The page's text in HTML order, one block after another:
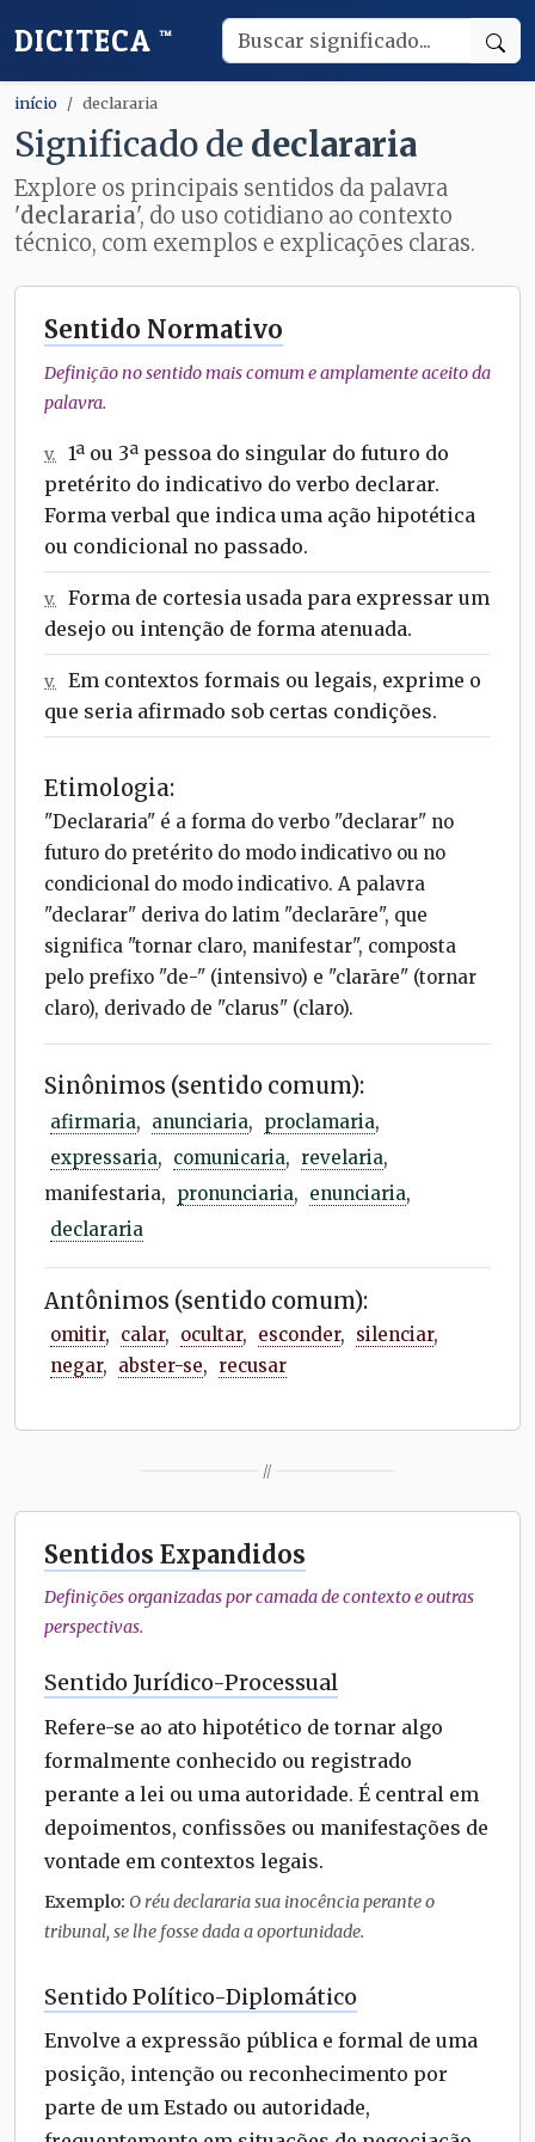
DICITECA ™
início declararia
Significado de declararia
Explore os principais sentidos da palavra
'declararia', do uso cotidiano ao contexto
técnico, com exemplos e explicações claras.
Sentido Normativo
Definição no sentido mais comum e amplamente aceito da
palavra.
v.
1ª ou 3ª pessoa do singular do futuro do
pretérito do indicativo do verbo declarar.
Forma verbal que indica uma ação hipotética
ou condicional no passado.
v.
Forma de cortesia usada para expressar um
desejo ou intenção de forma atenuada.
v.
Em contextos formais ou legais, exprime o
que seria afirmado sob certas condições.
Etimologia:
"Declararia" é a forma do verbo "declarar" no
futuro do pretérito do modo indicativo ou no
condicional do modo indicativo. A palavra
"declarar" deriva do latim "declarāre", que
significa "tornar claro, manifestar", composta
pelo prefixo "de-" (intensivo) e "clarāre" (tornar
claro), derivado de "clarus" (claro).
Sinônimos (sentido comum):
afirmaria, anunciaria, proclamaria,
expressaria, comunicaria, revelaria,
manifestaria, pronunciaria, enunciaria,
declararia
Antônimos (sentido comum):
omitir, calar, ocultar, esconder, silenciar,
negar, abster-se, recusar
//
Sentidos Expandidos
Definições organizadas por camada de contexto e outras
perspectivas.
Sentido Jurídico-Processual
Refere-se ao ato hipotético de tornar algo
formalmente conhecido ou registrado
perante a lei ou uma autoridade. É central em
depoimentos, confissões ou manifestações de
vontade em contextos legais.
Exemplo: O réu declararia sua inocência perante o
tribunal, se lhe fosse dada a oportunidade.
Sentido Político-Diplomático
Envolve a expressão pública e formal de uma
posição, intenção ou reconhecimento por
parte de um Estado ou autoridade,